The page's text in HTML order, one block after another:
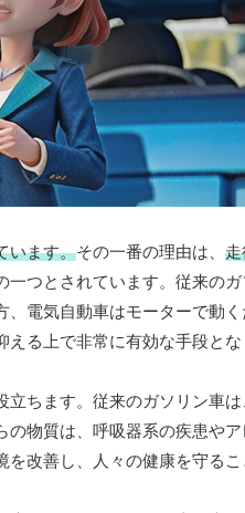
います。その一番の理由は、 走
つとされています。従来の
電気自動車はモーターで動
る上で非常に有効な手段とな
立ちます。従来のガソリン車
物質は、呼吸器系の疾患や
改善し、人々の健康を守るこ